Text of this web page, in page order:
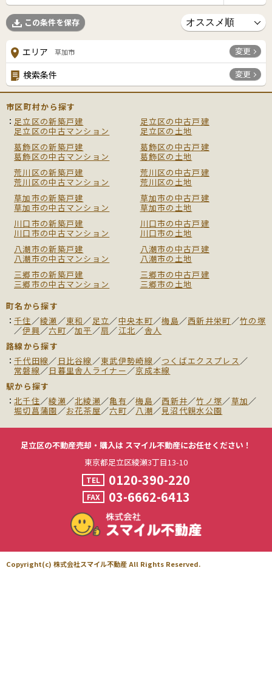
この条件を保存
エリア 草加市 変更
検索条件 変更
市区町村から探す
足立区の新築戸建
足立区の中古戸建
足立区の中古マンション
足立区の土地
葛飾区の新築戸建
葛飾区の中古戸建
葛飾区の中古マンション
葛飾区の土地
荒川区の新築戸建
荒川区の中古戸建
荒川区の中古マンション
荒川区の土地
草加市の新築戸建
草加市の中古戸建
草加市の中古マンション
草加市の土地
川口市の新築戸建
川口市の中古戸建
川口市の中古マンション
川口市の土地
八潮市の新築戸建
八潮市の中古戸建
八潮市の中古マンション
八潮市の土地
三郷市の新築戸建
三郷市の中古戸建
三郷市の中古マンション
三郷市の土地
町名から探す
千住／綾瀬／東和／足立／中央本町／梅島／西新井栄町／竹の塚
／伊興／六町／加平／扇／江北／舎人
路線から探す
千代田線／ 日比谷線／東武伊勢崎線／つくばエクスプレス／
常磐線／日暮里舎人ライナー／京成本線
駅から探す
北千住／綾瀬／北綾瀬／亀有／梅島／西新井／竹ノ塚／草加／
堀切菖蒲園／お花茶屋／六町／八潮／見沼代親水公園
足立区の不動産売却・購入は スマイル不動産にお任せください！
東京都足立区綾瀬3丁目13-10
TEL 0120-390-220
FAX 03-6662-6413
Copyright(c) 株式会社スマイル不動産 All Rights Reserved.